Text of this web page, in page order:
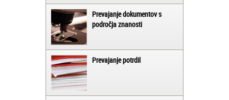
Prevajanje dokumentov s
področja znanosti
Prevajanje potrdil